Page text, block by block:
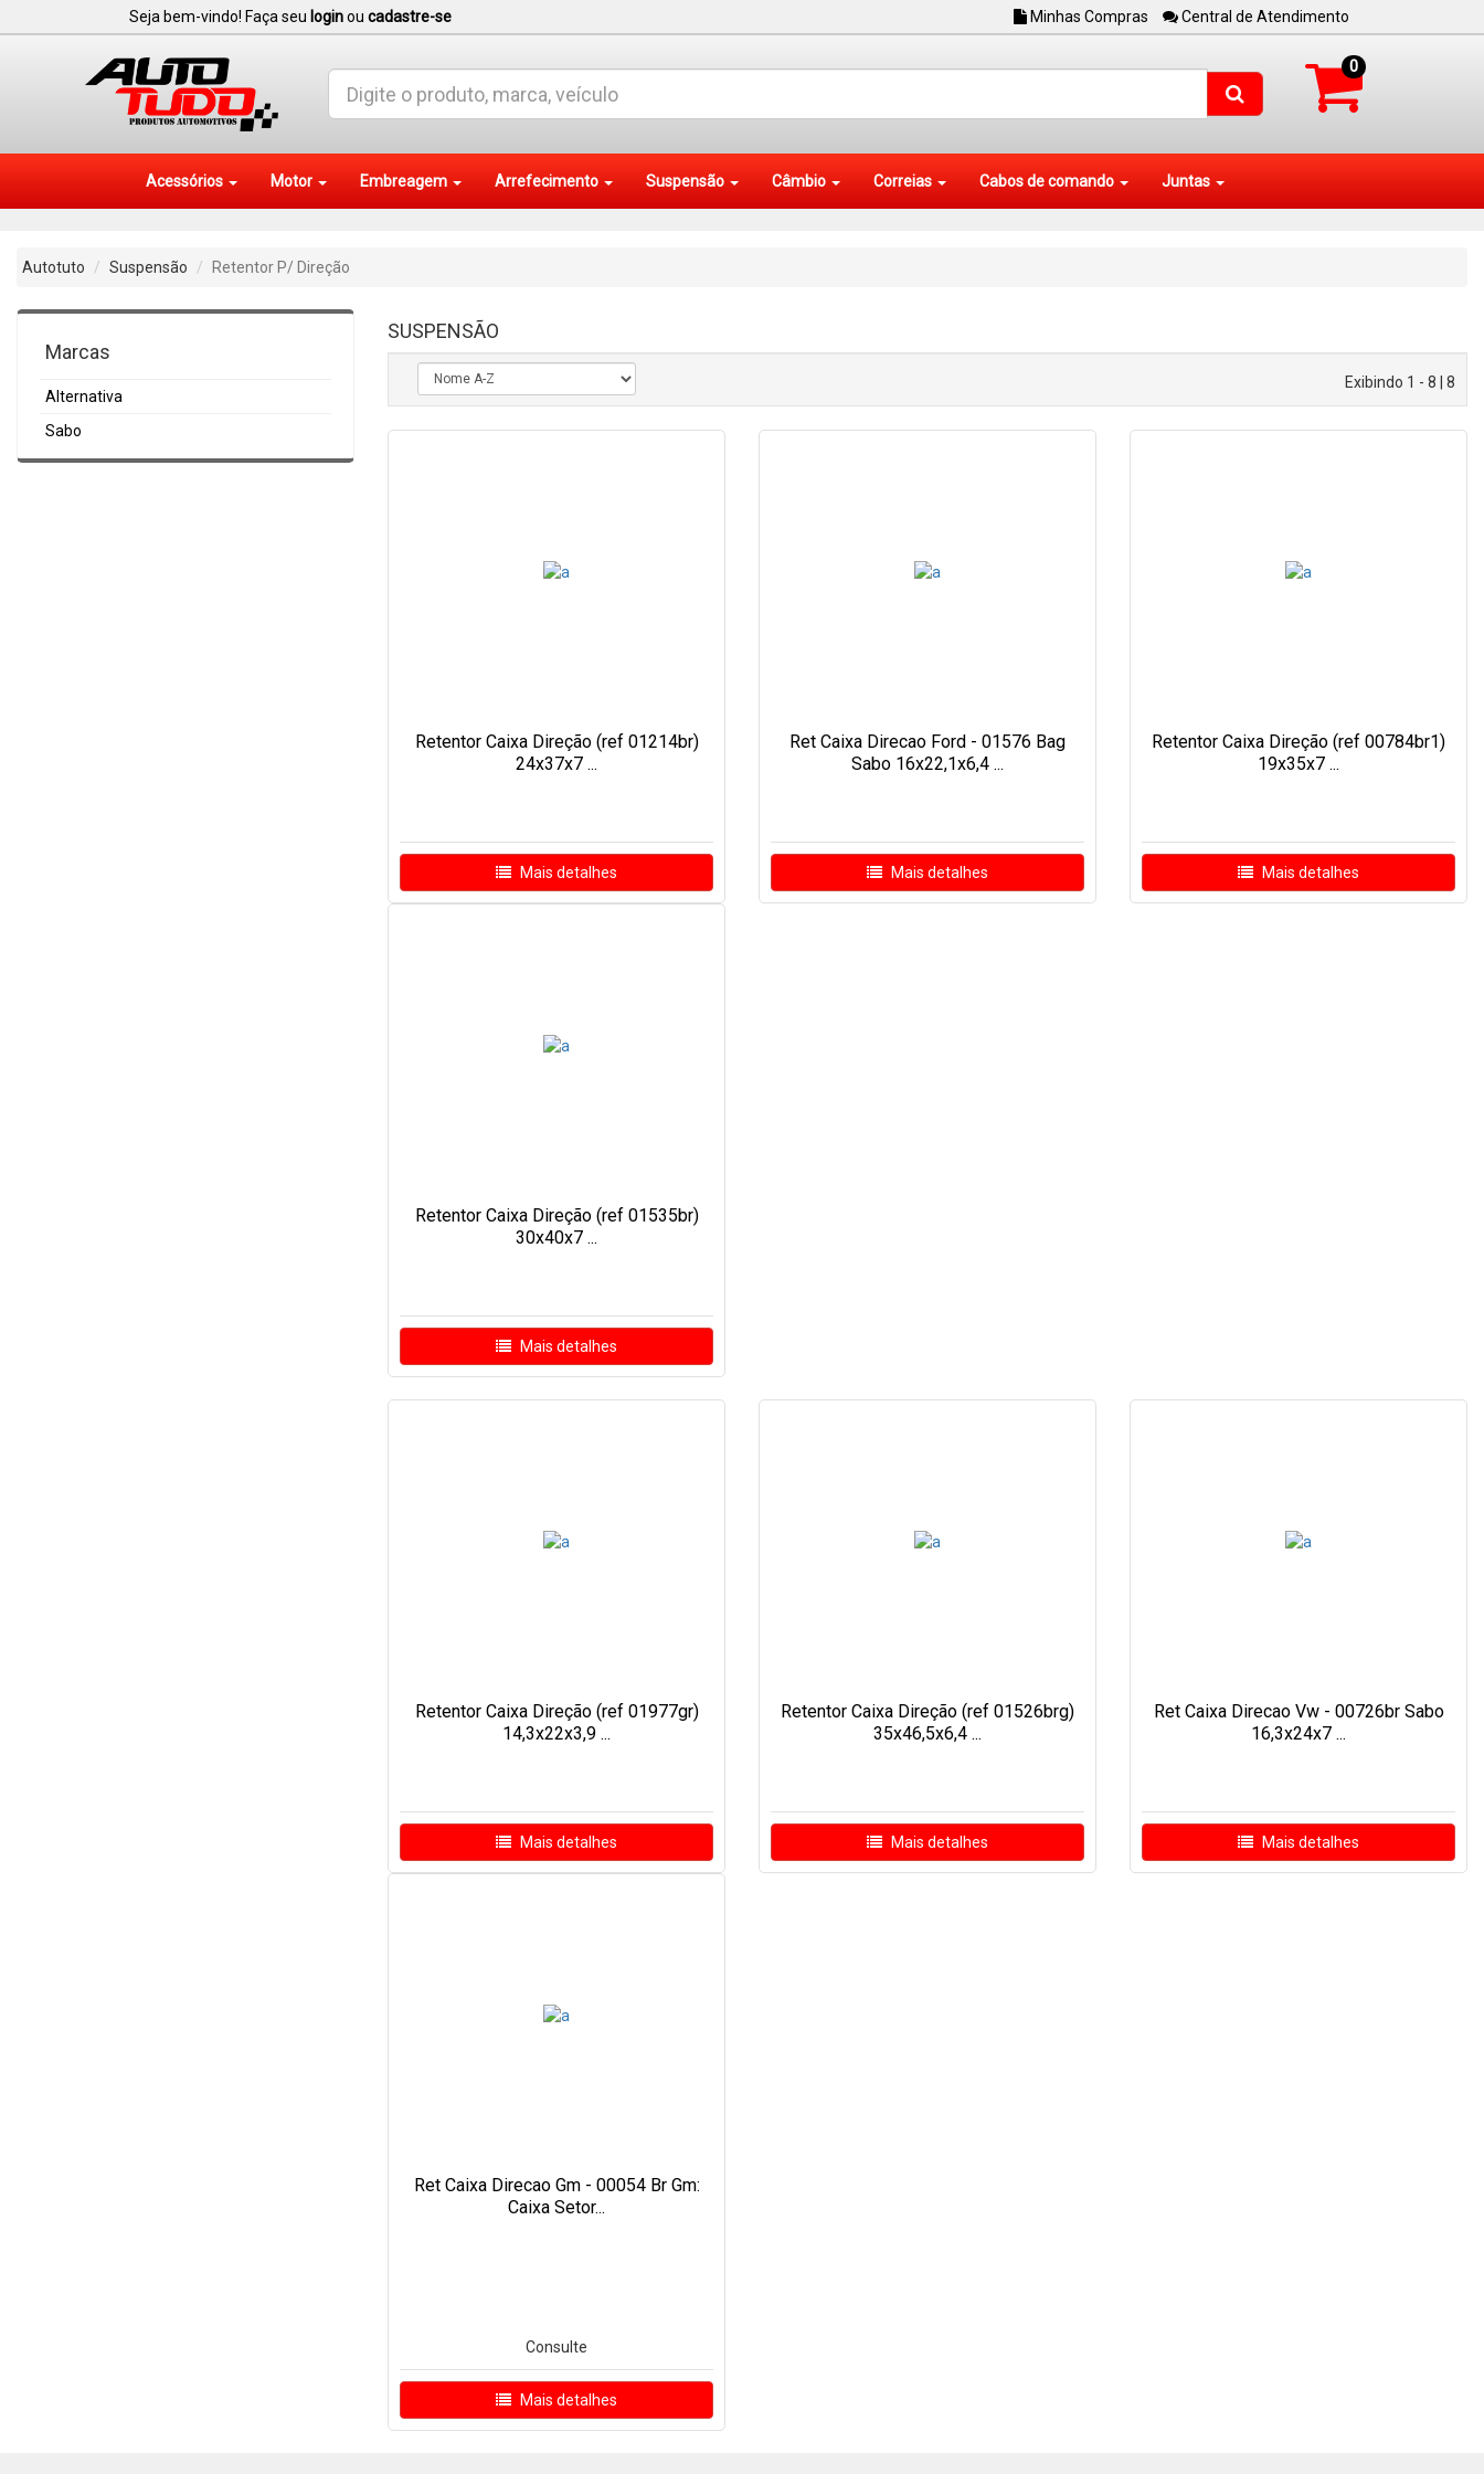
Seja bem-vindo! Faça seu loginou cadastre-se Minhas Compras Central de Atendimento
0
Acessórios Motor Embreagem Arrefecimento Suspensão Câmbio Correias Cabos de comando Juntas
Autotuto Suspensão Retentor P/ Direção
Marcas
Alternativa
Sabo
SUSPENSÃO
Exibindo 1 - 8 | 8
Retentor Caixa Direção (ref 01214br)
24x37x7 ...
Mais detalhes
Ret Caixa Direcao Ford - 01576 Bag
Sabo 16x22,1x6,4 ...
Mais detalhes
Retentor Caixa Direção (ref 00784br1)
19x35x7 ...
Mais detalhes
Retentor Caixa Direção (ref 01535br)
30x40x7 ...
Mais detalhes
Retentor Caixa Direção (ref 01977gr)
14,3x22x3,9 ...
Mais detalhes
Retentor Caixa Direção (ref 01526brg)
35x46,5x6,4 ...
Mais detalhes
Ret Caixa Direcao Vw - 00726br Sabo
16,3x24x7 ...
Mais detalhes
Ret Caixa Direcao Gm - 00054 Br Gm:
Caixa Setor...
Consulte
Mais detalhes